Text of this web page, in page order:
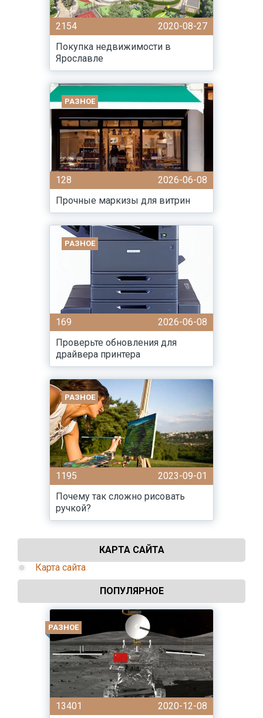
2154
2020-08-27
Покупка недвижимости в
Ярославле
РАЗНОЕ
128
2026-06-08
Прочные маркизы для витрин
РАЗНОЕ
169
2026-06-08
Проверьте обновления для
драйвера принтера
РАЗНОЕ
1195
2023-09-01
Почему так сложно рисовать
ручкой?
КАРТА САЙТА
Карта сайта
ПОПУЛЯРНОЕ
РАЗНОЕ
13401
2020-12-08